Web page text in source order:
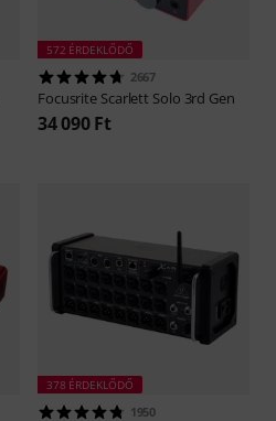
572 ÉRDEKLŐDŐ
2667
Focusrite Scarlett Solo 3rd Gen
34 090 Ft
378 ÉRDEKLŐDŐ
1950